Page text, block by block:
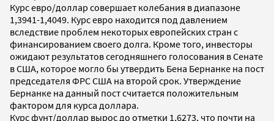
Курс евро/доллар совершает колебания в диапазоне
1,3941-1,4049. Курс евро находится под давлением
вследствие проблем некоторых европейских стран с
финансированием своего долга. Кроме того, инвесторы
ожидают результатов сегодняшнего голосования в Сенате
в США, которое могло бы утвердить Бена Бернанке на пост
председателя ФРС США на второй срок. Утверждение
Бернанке на данный пост считается положительным
фактором для курса доллара.
Курс фунт/доллар вырос до отметки 1,6273, что почти на